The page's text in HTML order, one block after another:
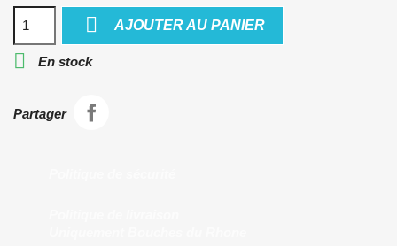
 AJOUTER AU PANIER
 En stock
Partager